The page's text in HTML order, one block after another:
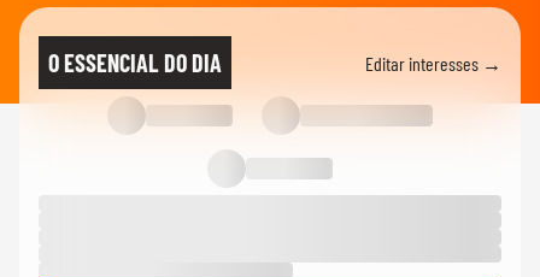
O ESSENCIAL DO DIA Editar interesses →